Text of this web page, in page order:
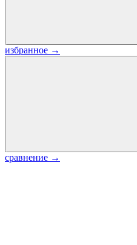
избранное →
сравнение →